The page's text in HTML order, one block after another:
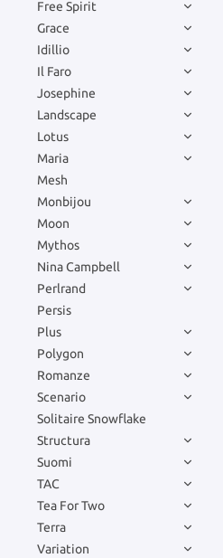
Free Spirit
Grace
Idillio
Il Faro
Josephine
Landscape
Lotus
Maria
Mesh
Monbijou
Moon
Mythos
Nina Campbell
Perlrand
Persis
Plus
Polygon
Romanze
Scenario
Solitaire Snowflake
Structura
Suomi
TAC
Tea For Two
Terra
Variation